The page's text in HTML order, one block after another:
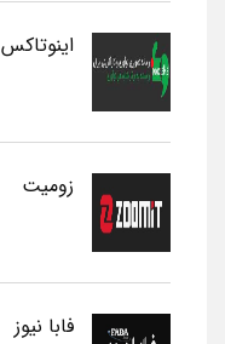
اینوتاکس
زومیت
فابا نیوز